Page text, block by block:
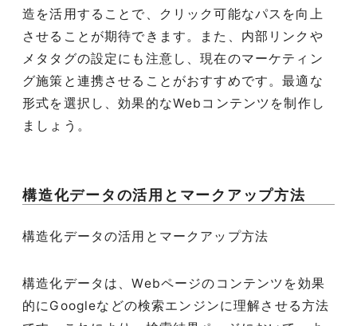
造を活用することで、クリック可能なパスを向上
させることが期待できます。また、内部リンクや
メタタグの設定にも注意し、現在のマーケティン
グ施策と連携させることがおすすめです。最適な
形式を選択し、効果的なWebコンテンツを制作し
ましょう。
構造化データの活用とマークアップ方法
構造化データの活用とマークアップ方法
構造化データは、Webページのコンテンツを効果
的にGoogleなどの検索エンジンに理解させる方法